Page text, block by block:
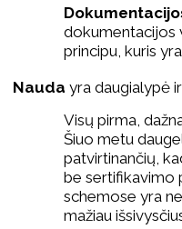
dokumentacijos
principu, kuris
Nauda yra daugialypė
Visų pirma,
Šiuo metu
patvirtinančių,
be sertifikavimo
schemose yra
mažiau